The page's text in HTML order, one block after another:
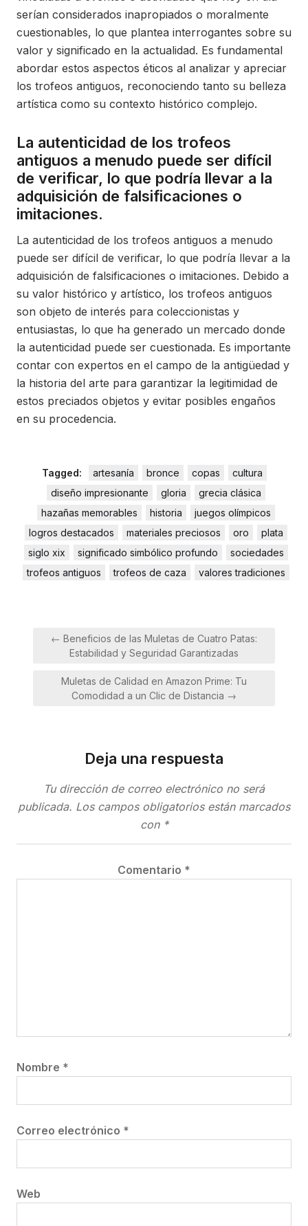
serían considerados inapropiados o moralmente
cuestionables, lo que plantea interrogantes sobre su
valor y significado en la actualidad. Es fundamental
abordar estos aspectos éticos al analizar y apreciar
los trofeos antiguos, reconociendo tanto su belleza
artística como su contexto histórico complejo.
La autenticidad de los trofeos
antiguos a menudo puede ser difícil
de verificar, lo que podría llevar a la
adquisición de falsificaciones o
imitaciones.
La autenticidad de los trofeos antiguos a menudo
puede ser difícil de verificar, lo que podría llevar a la
adquisición de falsificaciones o imitaciones. Debido a
su valor histórico y artístico, los trofeos antiguos
son objeto de interés para coleccionistas y
entusiastas, lo que ha generado un mercado donde
la autenticidad puede ser cuestionada. Es importante
contar con expertos en el campo de la antigüedad y
la historia del arte para garantizar la legitimidad de
estos preciados objetos y evitar posibles engaños
en su procedencia.
Tagged: artesanía bronce copas
cultura
diseño impresionante
gloria
grecia clásica
hazañas memorables
historia
juegos olímpicos
logros destacados
materiales preciosos oro
plata
siglo xix
significado simbólico profundo
sociedades
trofeos antiguos
trofeos de caza valores tradiciones
Navegación
← Beneficios de las Muletas de Cuatro Patas:
Estabilidad y Seguridad Garantizadas
Muletas de Calidad en Amazon Prime: Tu
Comodidad a un Clic de Distancia →
Deja una respuesta
Tu dirección de correo electrónico no será
publicada. Los campos obligatorios están marcados
con *
Comentario *
Nombre *
Correo electrónico *
Web